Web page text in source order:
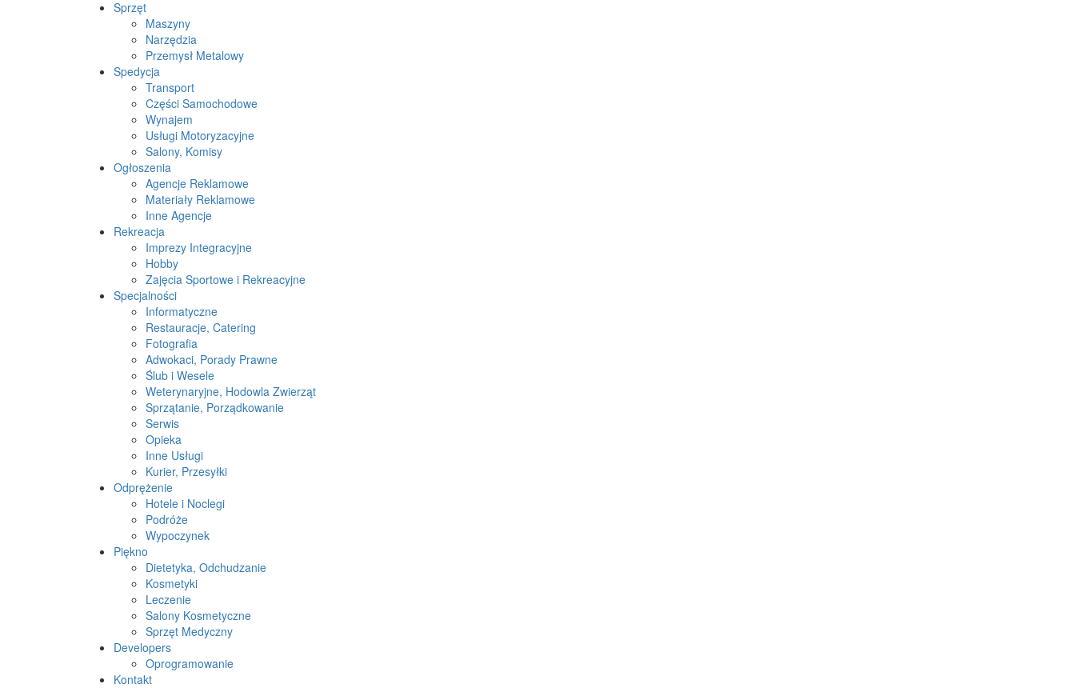
Sprzęt
Maszyny
Narzędzia
Przemysł Metalowy
Spedycja
Transport
Części Samochodowe
Wynajem
Usługi Motoryzacyjne
Salony, Komisy
Ogłoszenia
Agencje Reklamowe
Materiały Reklamowe
Inne Agencje
Rekreacja
Imprezy Integracyjne
Hobby
Zajęcia Sportowe i Rekreacyjne
Specjalności
Informatyczne
Restauracje, Catering
Fotografia
Adwokaci, Porady Prawne
Ślub i Wesele
Weterynaryjne, Hodowla Zwierząt
Sprzątanie, Porządkowanie
Serwis
Opieka
Inne Usługi
Kurier, Przesyłki
Odprężenie
Hotele i Noclegi
Podróże
Wypoczynek
Piękno
Dietetyka, Odchudzanie
Kosmetyki
Leczenie
Salony Kosmetyczne
Sprzęt Medyczny
Developers
Oprogramowanie
Kontakt